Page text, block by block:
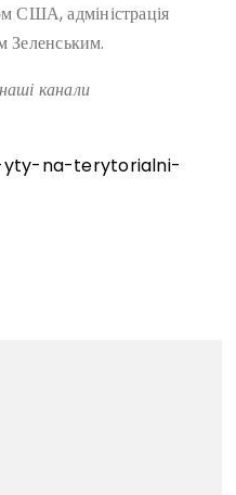
США, адміністрація
Зеленським.
канали
yty-na-terytorialni-